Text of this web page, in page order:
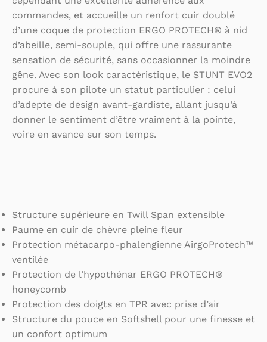
commandes, et accueille un renfort cuir doublé
d’une coque de protection ERGO PROTECH® à nid
d’abeille, semi-souple, qui offre une rassurante
sensation de sécurité, sans occasionner la moindre
gêne. Avec son look caractéristique, le STUNT EVO2
procure à son pilote un statut particulier : celui
d’adepte de design avant-gardiste, allant jusqu’à
donner le sentiment d’être vraiment à la pointe,
voire en avance sur son temps.
Structure supérieure en Twill Span extensible
Paume en cuir de chèvre pleine fleur
Protection métacarpo-phalengienne AirgoProtech™
ventilée
Protection de l’hypothénar ERGO PROTECH®
honeycomb
Protection des doigts en TPR avec prise d’air
Structure du pouce en Softshell pour une finesse et
un confort optimum